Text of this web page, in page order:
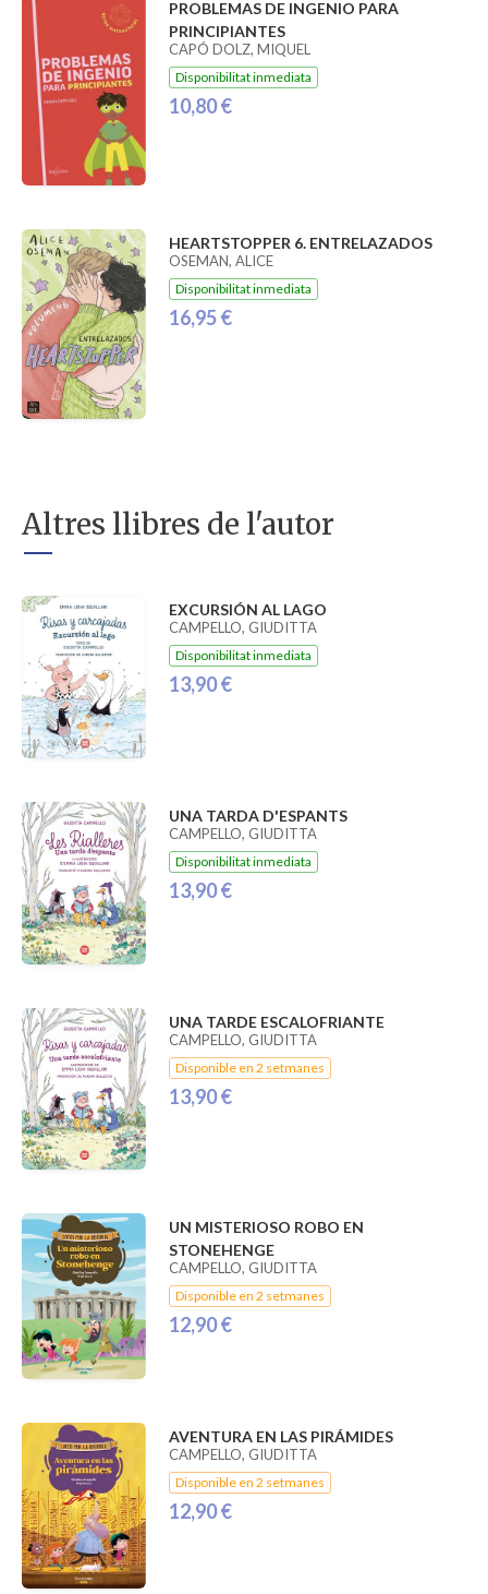
PROBLEMAS DE INGENIO PARA
PRINCIPIANTES
CAPÓ DOLZ, MIQUEL
Disponibilitat inmediata
10,80 €
HEARTSTOPPER 6. ENTRELAZADOS
OSEMAN, ALICE
Disponibilitat inmediata
16,95 €
Altres llibres de l'autor
EXCURSIÓN AL LAGO
CAMPELLO, GIUDITTA
Disponibilitat inmediata
13,90 €
UNA TARDA D'ESPANTS
CAMPELLO, GIUDITTA
Disponibilitat inmediata
13,90 €
UNA TARDE ESCALOFRIANTE
CAMPELLO, GIUDITTA
Disponible en 2 setmanes
13,90 €
UN MISTERIOSO ROBO EN
STONEHENGE
CAMPELLO, GIUDITTA
Disponible en 2 setmanes
12,90 €
AVENTURA EN LAS PIRÁMIDES
CAMPELLO, GIUDITTA
Disponible en 2 setmanes
12,90 €